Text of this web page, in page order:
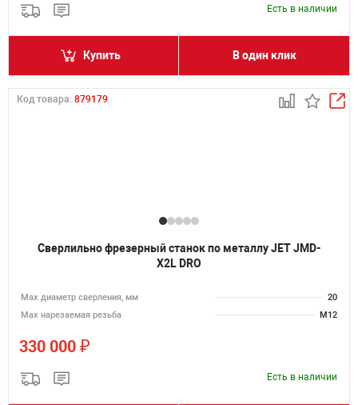
Есть в наличии
Купить В один клик
Код товара: 879179
Сверлильно фрезерный станок по металлу JET JMD-
X2L DRO
Мах диаметр сверления, мм
20
Мах нарезаемая резьба
M12
330 000 ₽
Есть в наличии